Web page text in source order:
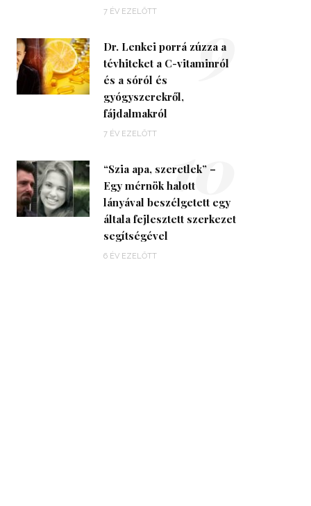
7 ÉV EZELŐTT
Dr. Lenkei porrá zúzza a
tévhiteket a C-vitaminról
és a sóról és
gyógyszerekről,
fájdalmakról
7 ÉV EZELŐTT
9
“Szia apa, szeretlek” –
Egy mérnök halott
lányával beszélgetett egy
általa fejlesztett szerkezet
segítségével
6 ÉV EZELŐTT
10